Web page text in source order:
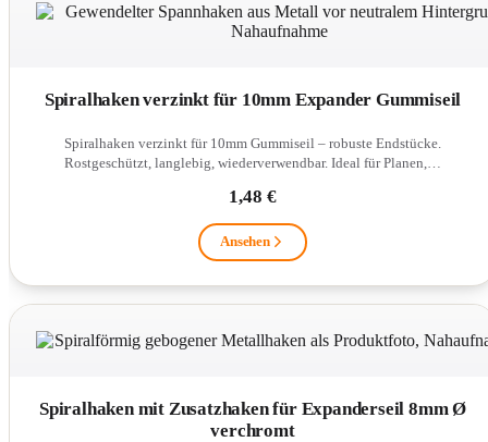
Spiralhaken verzinkt für 10mm Expander Gummiseil
Spiralhaken verzinkt für 10mm Gummiseil – robuste Endstücke.
Rostgeschützt, langlebig, wiederverwendbar. Ideal für Planen,…
1,48 €
Ansehen
Spiralhaken mit Zusatzhaken für Expanderseil 8mm Ø
verchromt